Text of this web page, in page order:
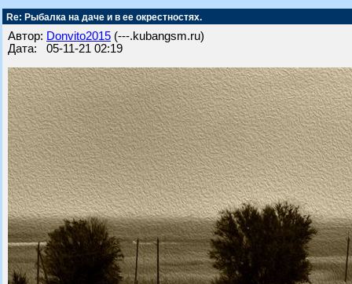
Re: Рыбалка на даче и в ее окрестностях.
Автор: Donvito2015 (---.kubangsm.ru)
Дата: 05-11-21 02:19